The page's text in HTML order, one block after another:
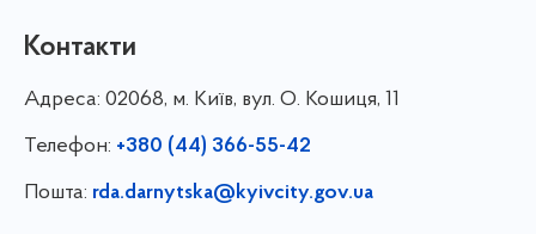
Контакти
Адреса: 02068, м. Київ, вул. О. Кошиця, 11
Телефон: +380 (44) 366-55-42
Пошта: rda.darnytska@kyivcity.gov.ua